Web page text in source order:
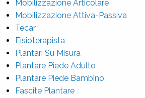
Mobilizzazione Articolare
Mobilizzazione Attiva-Passiva
Tecar
Fisioterapista
Plantari Su Misura
Plantare Piede Adulto
Plantare Piede Bambino
Fascite Plantare